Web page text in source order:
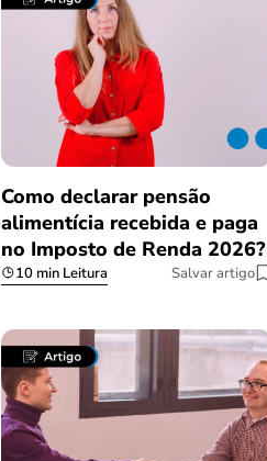
Como declarar pensão
alimentícia recebida e paga
no Imposto de Renda 2026?
10 min Leitura Salvar artigo